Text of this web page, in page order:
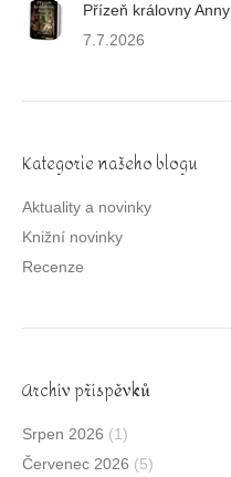
Přízeň královny Anny
7.7.2026
Kategorie našeho blogu
Aktuality a novinky
Knižní novinky
Recenze
Archív příspěvků
Srpen 2026 (1)
Červenec 2026 (5)